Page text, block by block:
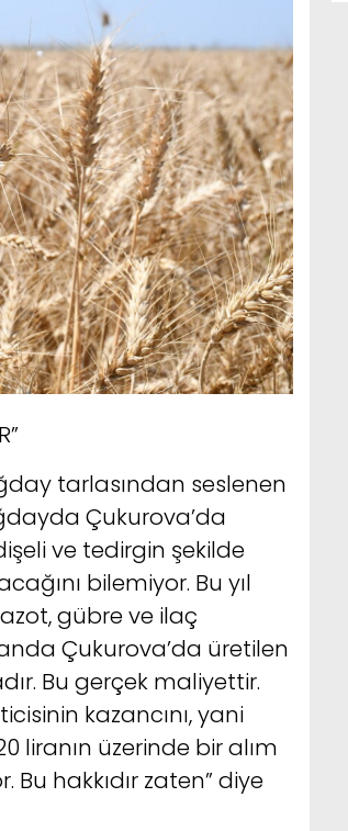
tarlasından seslenen
Çukurova’da
ve tedirgin şekilde
bilemiyor. Bu yıl
gübre ve ilaç
Çukurova’da üretilen
Bu gerçek maliyettir.
kazancını, yani
liranın üzerinde bir alım
hakkıdır zaten” diye